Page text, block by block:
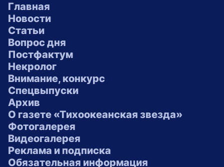
Главная
Новости
Статьи
Вопрос дня
Постфактум
Некролог
Внимание, конкурс
Спецвыпуски
Архив
О газете «Тихоокеанская звезда»
Фотогалерея
Видеогалерея
Реклама и подписка
Обязательная информация